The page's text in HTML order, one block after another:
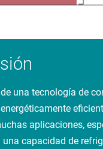
una tecnología de
aplicaciones,
una capacidad de